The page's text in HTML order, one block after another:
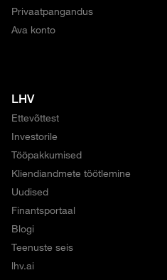
Privaatpangandus
Ava konto
LHV
Ettevõttest
Investorile
Tööpakkumised
Kliendiandmete töötlemine
Uudised
Finantsportaal
Blogi
Teenuste seis
lhv.ai